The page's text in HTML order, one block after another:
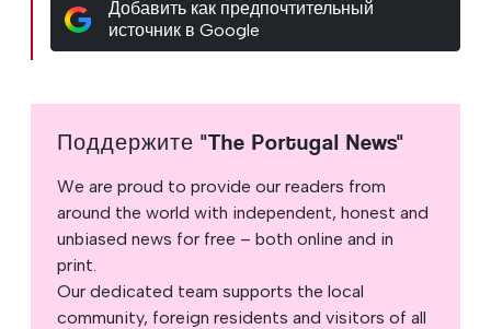
Добавить как предпочтительный
источник в Google
Поддержите "The Portugal News"
We are proud to provide our readers from
around the world with independent, honest and
unbiased news for free – both online and in
print.
Our dedicated team supports the local
community, foreign residents and visitors of all